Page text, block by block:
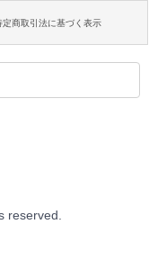
定商取引法に基づく表示
reserved.